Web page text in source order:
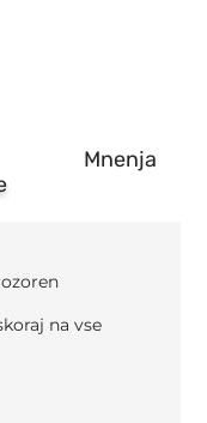
Mnenja
na vse